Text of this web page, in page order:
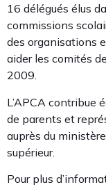
16 délégués élus
commissions
des organisations
aider les comités
2009.
L’APCA contribue
de parents et
auprès du
supérieur.
Pour plus